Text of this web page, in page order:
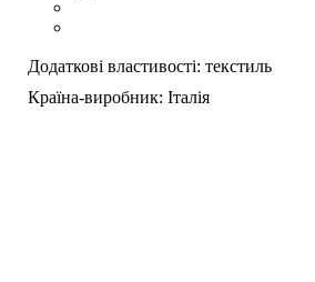
Додаткові властивості: текстиль
Країна-виробник: Італія